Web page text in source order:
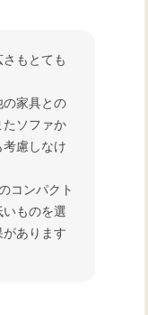
もとても
家具との
ソファか
慮しなけ
コンパクト
ものを選
あります